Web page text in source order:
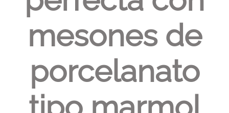
mesones de
porcelanato